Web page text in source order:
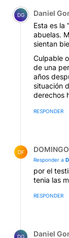
Comentario de
DG Daniel
Esta es la
abuelas.
sientan
Culpable
de una
años
situación
derechos
RESPONDER
DF
Responder a
por el
tenia las
RESPONDER
DG Daniel